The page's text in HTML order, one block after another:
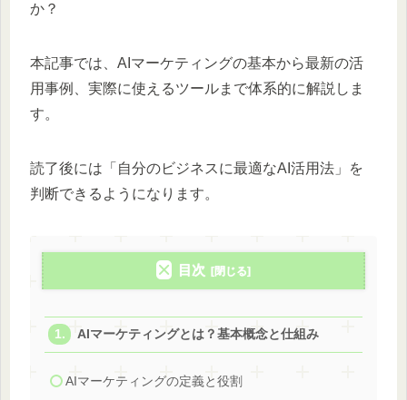
か？
本記事では、AIマーケティングの基本から最新の活
用事例、実際に使えるツールまで体系的に解説しま
す。
読了後には「自分のビジネスに最適なAI活用法」を
判断できるようになります。
目次
AIマーケティングとは？基本概念と仕組み
AIマーケティングの定義と役割